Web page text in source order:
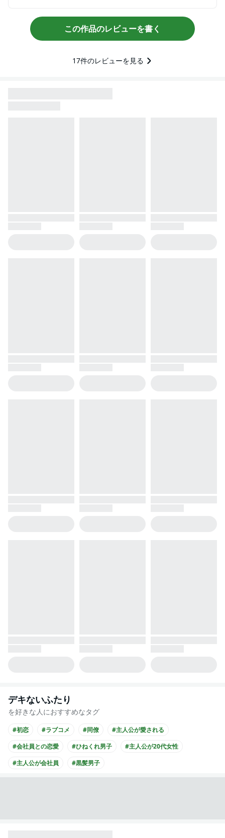
この作品のレビューを書く
17件のレビューを見る
デキないふたり
を好きな人におすすめなタグ
#初恋 #ラブコメ #同僚
#主人公が愛される
#会社員との恋愛
#ひねくれ男子
#主人公が20代女性
#主人公が会社員
#黒髪男子